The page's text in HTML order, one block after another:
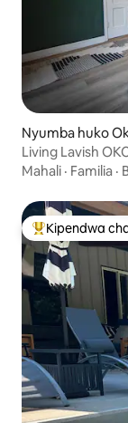
Nyumba huko
Living Lavish
Mahali · Familia ·
Kipendwa
Kipendwa